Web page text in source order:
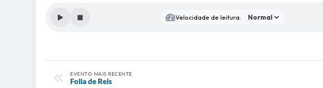
Velocidade de leitura:
EVENTO MAIS RECENTE
Folia de Reis